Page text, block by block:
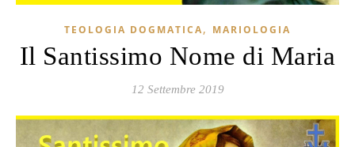
TEOLOGIA DOGMATICA, MARIOLOGIA
Il Santissimo Nome di Maria
12 Settembre 2019